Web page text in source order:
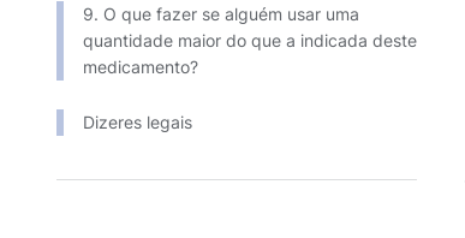
9. O que fazer se alguém usar uma
quantidade maior do que a indicada deste
medicamento?
Dizeres legais